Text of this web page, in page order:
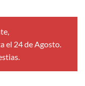
el 24 de Agosto.